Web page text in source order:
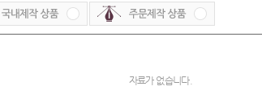
자료가 없습니다.